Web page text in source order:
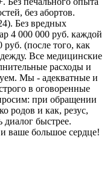
без абортов.
Без вредных
4 000 000 руб. каждой
(после того, как
Все медицинские
расходы и
Мы - адекватные и
в оговоренные
при обращении
родов и как, резус,
быстрее.
ваше большое сердце!